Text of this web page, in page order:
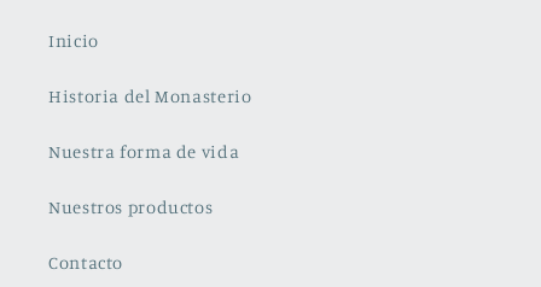
Inicio
Historia del Monasterio
Nuestra forma de vida
Nuestros productos
Contacto